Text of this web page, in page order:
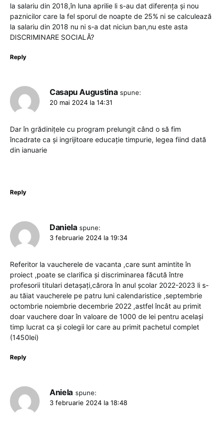
la salariu din 2018,în luna aprilie li s-au dat diferența și nou
paznicilor care la fel sporul de noapte de 25% ni se calculează
la salariu din 2018 nu ni s-a dat niciun ban,nu este asta
DISCRIMINARE SOCIALĂ?
Reply
Casapu Augustina spune:
20 mai 2024 la 14:31
Dar în grădinițele cu program prelungit când o să fim
încadrate ca și ingrijitoare educație timpurie, legea fiind dată
din ianuarie
Reply
Daniela spune:
3 februarie 2024 la 19:34
Referitor la vaucherele de vacanta ,care sunt amintite în
proiect ,poate se clarifica și discriminarea făcută între
profesorii titulari detașați,cărora în anul școlar 2022-2023 li s-
au tăiat vaucherele pe patru luni calendaristice ,septembrie
octombrie noiembrie decembrie 2022 ,astfel încât au primit
doar vauchere doar în valoare de 1000 de lei pentru același
timp lucrat ca și colegii lor care au primit pachetul complet
(1450lei)
Reply
Aniela spune:
3 februarie 2024 la 18:48